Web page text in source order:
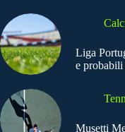
Liga
e
Musetti